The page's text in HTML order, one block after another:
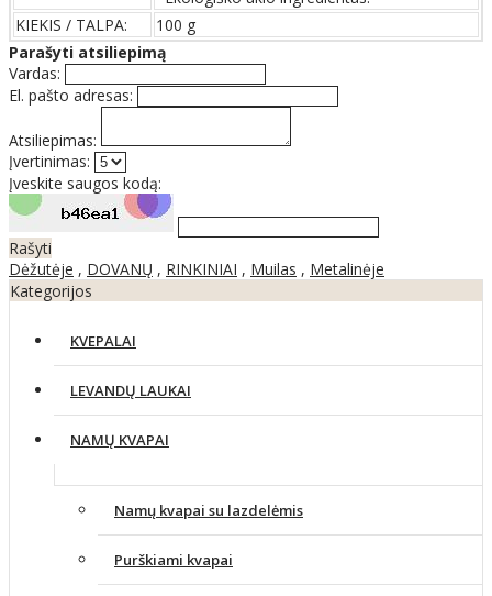
KIEKIS / TALPA:
100 g
Parašyti atsiliepimą
Vardas:
El. pašto adresas:
Atsiliepimas:
Įvertinimas:
Įveskite saugos kodą:
Rašyti
Dėžutėje , DOVANŲ , RINKINIAI , Muilas , Metalinėje
Kategorijos
KVEPALAI
LEVANDŲ LAUKAI
NAMŲ KVAPAI
Namų kvapai su lazdelėmis
Purškiami kvapai